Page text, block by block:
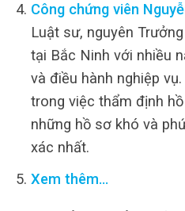
Công chứng viên
Luật sư, nguyên
tại Bắc Ninh với nhiều
và điều hành nghiệp
trong việc thẩm định
những hồ sơ khó và
xác nhất.
Xem thêm…